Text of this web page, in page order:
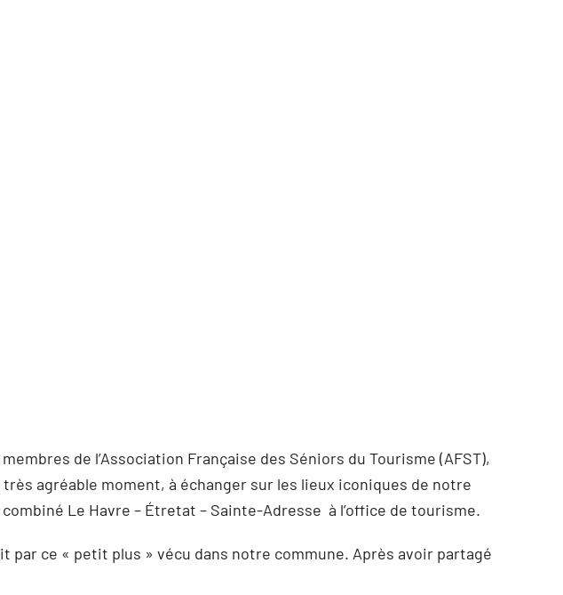
de l’Association Française des Séniors du Tourisme (AFST),
agréable moment, à échanger sur les lieux iconiques de notre
Le Havre – Étretat – Sainte-Adresse à l’office de tourisme.
ce « petit plus » vécu dans notre commune. Après avoir partagé